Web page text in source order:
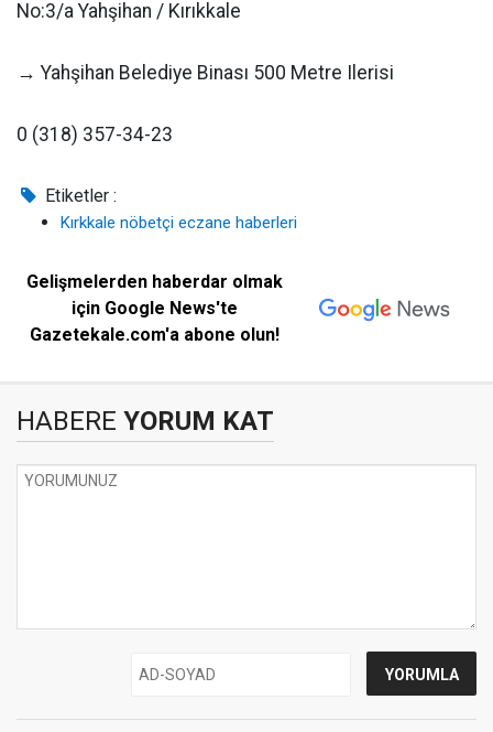
No:3/a Yahşihan / Kırıkkale
→ Yahşihan Belediye Binası 500 Metre Ilerisi
0 (318) 357-34-23
Etiketler :
Kırkkale nöbetçi eczane haberleri
Gelişmelerden haberdar olmak
için Google News'te
Gazetekale.com'a abone olun!
HABERE YORUM KAT